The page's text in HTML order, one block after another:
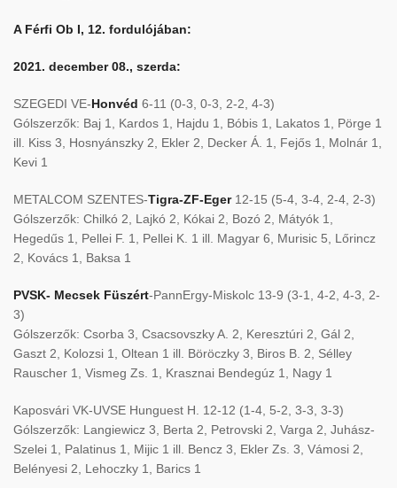
A Férfi Ob I, 12. fordulójában:
2021. december 08., szerda:
SZEGEDI VE-Honvéd 6-11 (0-3, 0-3, 2-2, 4-3)
Gólszerzők: Baj 1, Kardos 1, Hajdu 1, Bóbis 1, Lakatos 1, Pörge 1
ill. Kiss 3, Hosnyánszky 2, Ekler 2, Decker Á. 1, Fejős 1, Molnár 1,
Kevi 1
METALCOM SZENTES-Tigra-ZF-Eger12-15 (5-4, 3-4, 2-4, 2-3)
Gólszerzők: Chilkó 2, Lajkó 2, Kókai 2, Bozó 2, Mátyók 1,
Hegedűs 1, Pellei F. 1, Pellei K. 1 ill. Magyar 6, Murisic 5, Lőrincz
2, Kovács 1, Baksa 1
PVSK- Mecsek Füszért-PannErgy-Miskolc 13-9 (3-1, 4-2, 4-3, 2-
3)
Gólszerzők: Csorba 3, Csacsovszky A. 2, Keresztúri 2, Gál 2,
Gaszt 2, Kolozsi 1, Oltean 1 ill. Böröczky 3, Biros B. 2, Sélley
Rauscher 1, Vismeg Zs. 1, Krasznai Bendegúz 1, Nagy 1
Kaposvári VK-UVSE Hunguest H. 12-12 (1-4, 5-2, 3-3, 3-3)
Gólszerzők: Langiewicz 3, Berta 2, Petrovski 2, Varga 2, Juhász-
Szelei 1, Palatinus 1, Mijic 1 ill. Bencz 3, Ekler Zs. 3, Vámosi 2,
Belényesi 2, Lehoczky 1, Barics 1